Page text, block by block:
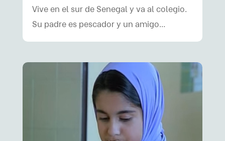
Vive en el sur de Senegal y va al colegio.
Su padre es pescador y un amigo…